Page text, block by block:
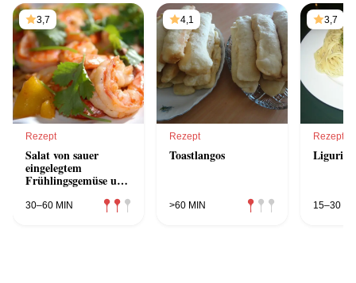
3,7
Rezept
Salat von sauer
eingelegtem
Frühlingsgemüse und
30–60 MIN
4,1
Rezept
Toastlangos
>60 MIN
3,7
Rezept
15–30